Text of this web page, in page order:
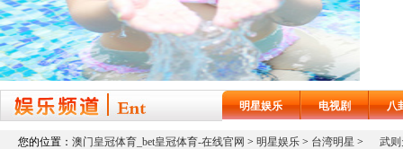
明星娱乐 电视剧 八
您的位置： 澳门皇冠体育_bet皇冠体育-在线官网 > 明星娱乐 > 台湾明星 > 武